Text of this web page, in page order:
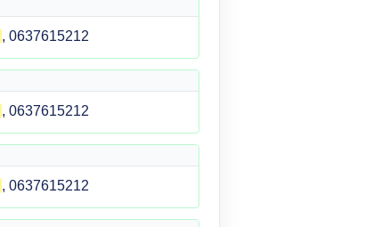
, 0637615212
, 0637615212
, 0637615212